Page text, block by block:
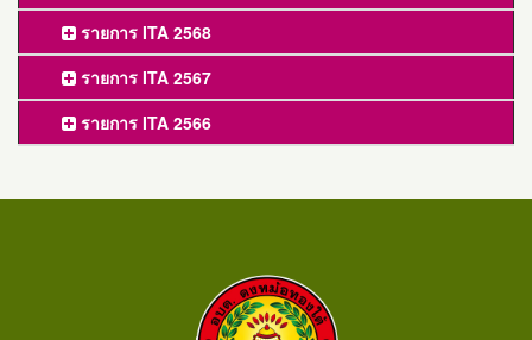
รายการ ITA 2568
รายการ ITA 2567
รายการ ITA 2566